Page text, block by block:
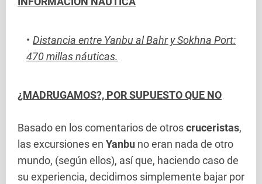
Distancia entre Yanbu al Bahr y Sokhna Port:
470 millas náuticas.
¿MADRUGAMOS?, POR SUPUESTO QUE NO
Basado en los comentarios de otroscruceristas,
las excursiones en Yanbu no eran nada de otro
mundo, (según ellos), así que, haciendo caso de
su experiencia, decidimos simplemente bajar por